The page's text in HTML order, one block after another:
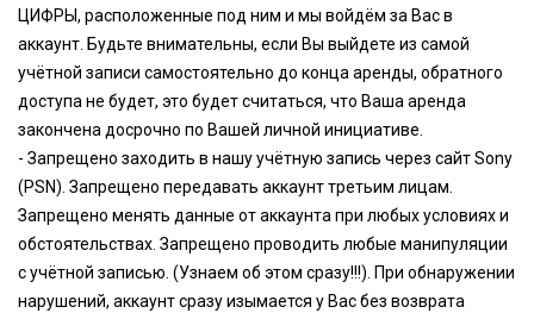
ЦИФРЫ, расположенные под ним и мы войдём за Вас в
аккаунт. Будьте внимательны, если Вы выйдете из самой
учётной записи самостоятельно до конца аренды, обратного
доступа не будет, это будет считаться, что Ваша аренда
закончена досрочно по Вашей личной инициативе.
- Запрещено заходить в нашу учётную запись через сайт Sony
(PSN). Запрещено передавать аккаунт третьим лицам.
Запрещено менять данные от аккаунта при любых условиях и
обстоятельствах. Запрещено проводить любые манипуляции
с учётной записью. (Узнаем об этом сразу!!!). При обнаружении
нарушений, аккаунт сразу изымается у Вас без возврата